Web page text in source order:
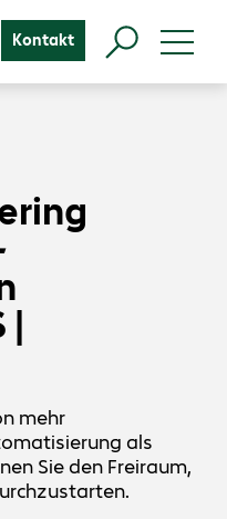
Kontakt
|
mehr
als
Sie den Freiraum,